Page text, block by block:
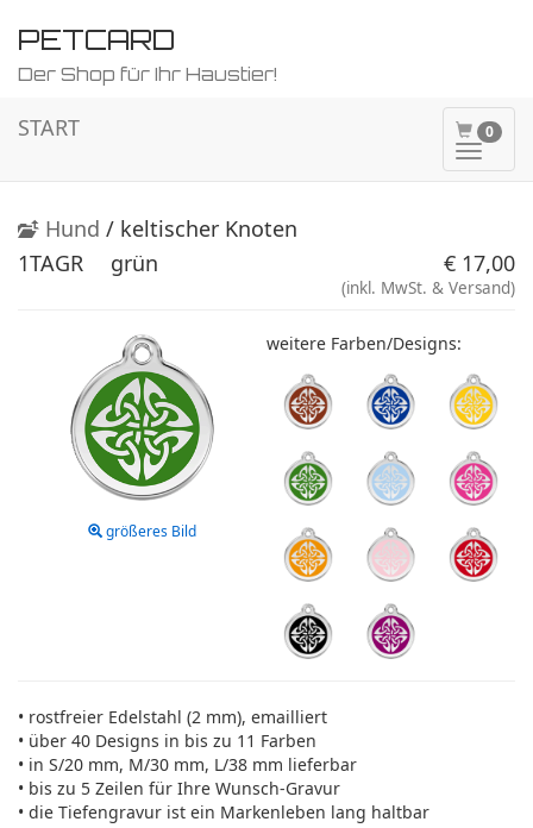
PETCARD
Der Shop für Ihr Haustier!
0
ein-/
START
Hund / keltischer Knoten
1TAGR
grün € 17,00
(inkl. MwSt. & Versand)
größeres Bild
weitere Farben/Designs:
• rostfreier Edelstahl (2 mm), emailliert
• über 40 Designs in bis zu 11 Farben
• in S/20 mm, M/30 mm, L/38 mm lieferbar
• bis zu 5 Zeilen für Ihre Wunsch-Gravur
• die Tiefengravur ist ein Markenleben lang haltbar